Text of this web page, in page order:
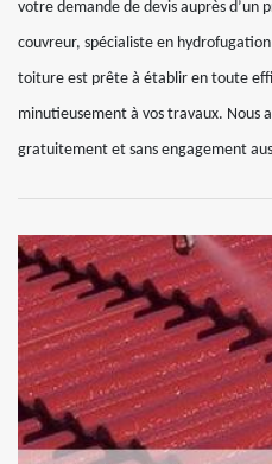
votre demande de devis auprès d’un
couvreur, spécialiste en
toiture est prête à établir en toute
minutieusement à vos travaux. Nous
gratuitement et sans engagement